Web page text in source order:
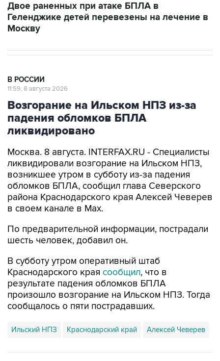
Двое раненных при атаке БПЛА в
Геленджике детей перевезены на лечение в
Москву
В РОССИИ
11:59, 8 августа 2026
Возгорание на Ильском НПЗ из-за
падения обломков БПЛА
ликвидировано
Москва. 8 августа. INTERFAX.RU - Специалисты
ликвидировали возгорание на Ильском НПЗ,
возникшее утром в субботу из-за падения
обломков БПЛА, сообщил глава Северского
района Краснодарского края Алексей Чеверев
в своем канале в Max.
По предварительной информации, пострадали
шесть человек, добавил он.
В субботу утром оперативный штаб
Краснодарского края сообщил, что в
результате падения обломков БПЛА
произошло возгорание на Ильском НПЗ. Тогда
сообщалось о пяти пострадавших.
Ильский НПЗ Краснодарский край Алексей Чеверев